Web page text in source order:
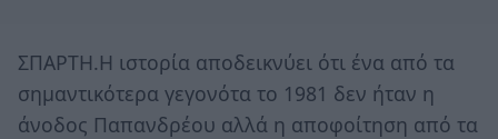
ΣΠΑΡΤΗ.H ιστορία αποδεικνύει ότι ένα από τα
σημαντικότερα γεγονότα το 1981 δεν ήταν η
άνοδος Παπανδρέου αλλά η αποφοίτηση από τα